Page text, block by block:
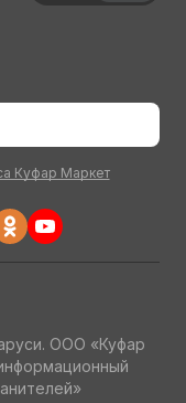
Куфар Маркет
ООО «Куфар